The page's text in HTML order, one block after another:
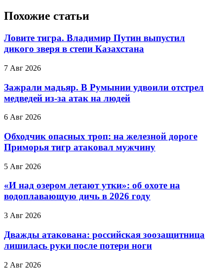
Похожие статьи
Ловите тигра. Владимир Путин выпустил
дикого зверя в степи Казахстана
7 Авг 2026
Зажрали мадьяр. В Румынии удвоили отстрел
медведей из-за атак на людей
6 Авг 2026
Обходчик опасных троп: на железной дороге
Приморья тигр атаковал мужчину
5 Авг 2026
«И над озером летают утки»: об охоте на
водоплавающую дичь в 2026 году
3 Авг 2026
Дважды атакована: российская зоозащитница
лишилась руки после потери ноги
2 Авг 2026